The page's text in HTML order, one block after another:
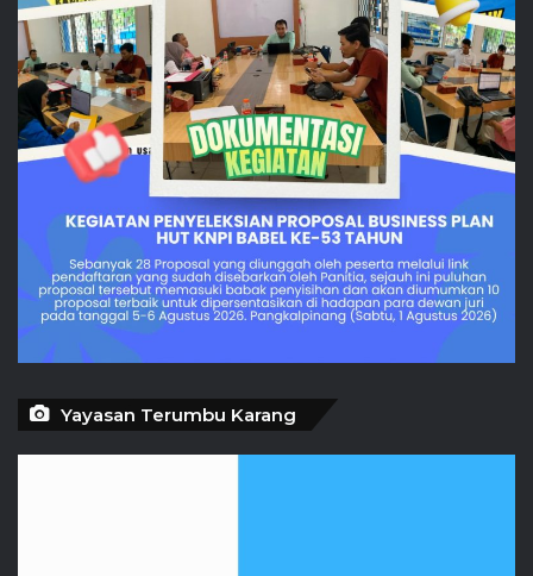
Yayasan Terumbu Karang